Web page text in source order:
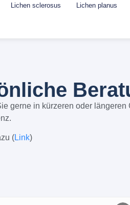
Lichen sclerosus Lichen planus
gerne in kürzeren oder
(Link)